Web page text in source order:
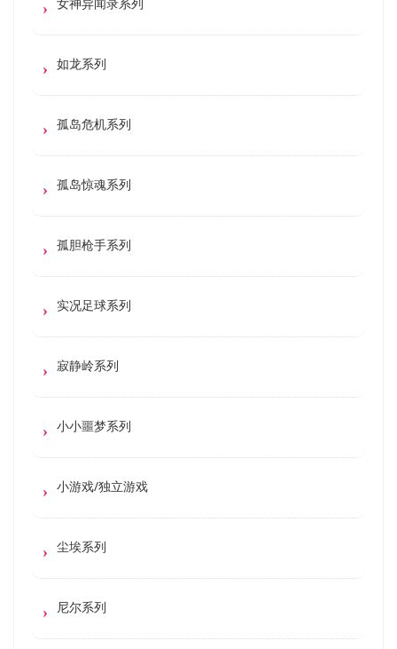
如龙系列
孤岛危机系列
孤岛惊魂系列
孤胆枪手系列
实况足球系列
寂静岭系列
小小噩梦系列
小游戏/独立游戏
尘埃系列
尼尔系列